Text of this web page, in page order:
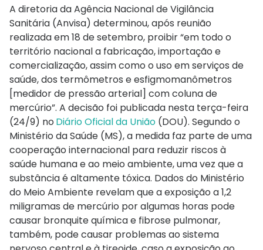
A diretoria da Agência Nacional de Vigilância
Sanitária (Anvisa) determinou, após reunião
realizada em 18 de setembro, proibir “em todo o
território nacional a fabricação, importação e
comercialização, assim como o uso em serviços de
saúde, dos termômetros e esfigmomanômetros
[medidor de pressão arterial] com coluna de
mercúrio”. A decisão foi publicada nesta terça-feira
(24/9) no Diário Oficial da União (DOU). Segundo o
Ministério da Saúde (MS), a medida faz parte de uma
cooperação internacional para reduzir riscos à
saúde humana e ao meio ambiente, uma vez que a
substância é altamente tóxica. Dados do Ministério
do Meio Ambiente revelam que a exposição a 1,2
miligramas de mercúrio por algumas horas pode
causar bronquite química e fibrose pulmonar,
também, pode causar problemas ao sistema